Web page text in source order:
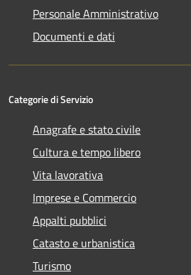
Personale Amministrativo
Documenti e dati
Categorie di Servizio
Anagrafe e stato civile
Cultura e tempo libero
Vita lavorativa
Imprese e Commercio
Appalti pubblici
Catasto e urbanistica
Turismo